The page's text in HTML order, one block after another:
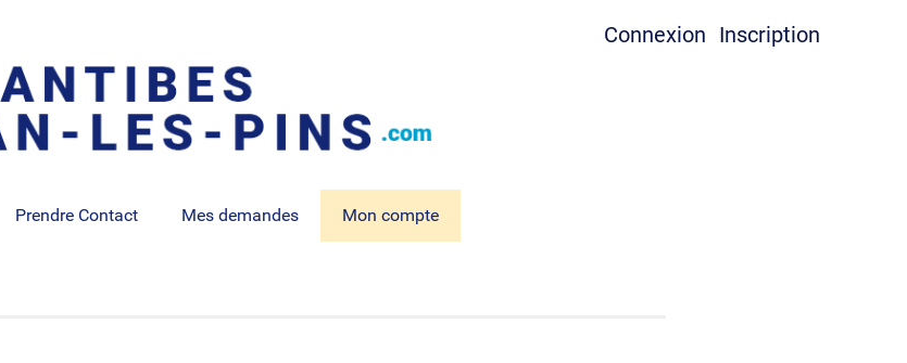
Connexion Inscription
Prendre Contact Mes demandes Mon compte